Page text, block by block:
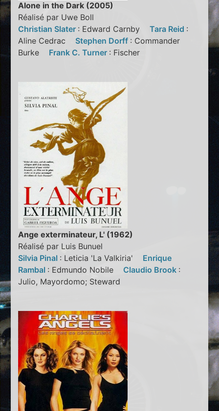
Alone in the Dark (2005)
Réalisé par Uwe Boll
Christian Slater : Edward CarnbyTara Reid :
Aline Cedrac Stephen Dorff : Commander
Burke Frank C. Turner : Fischer
Ange exterminateur, L' (1962)
Réalisé par Luis Bunuel
Silvia Pinal : Leticia 'La Valkiria' Enrique
Rambal : Edmundo Nobile Claudio Brook :
Julio, Mayordomo; Steward